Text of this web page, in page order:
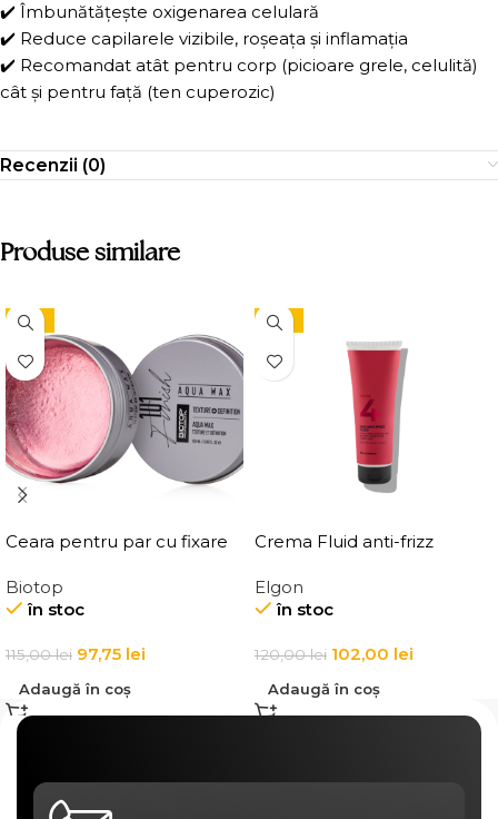
✔️ Îmbunătățește oxigenarea celulară
✔️ Reduce capilarele vizibile, roșeața și inflamația
✔️ Recomandat atât pentru corp (picioare grele, celulită)
cât și pentru față (ten cuperozic)
Recenzii (0)
Produse similare
-15%
Ceara pentru par cu fixare
Texture Definition
Biotop
în stoc
115,00lei 97,75 lei
Adaugă în coș
-15%
Crema Fluid anti-frizz
Slick Anti-Frizz Fluid
Elgon
în stoc
120,00lei 102,00 lei
Adaugă în coș